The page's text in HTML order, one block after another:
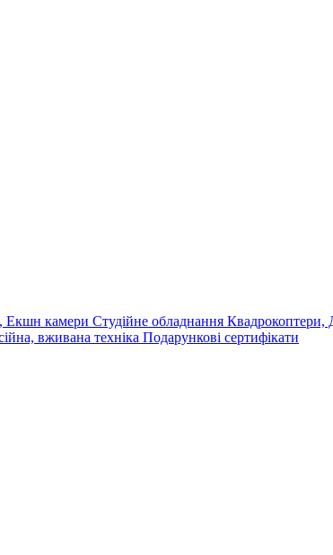
Екшн камери Студійне обладнання Квадрокоптери,
вживана техніка Подарункові сертифікати